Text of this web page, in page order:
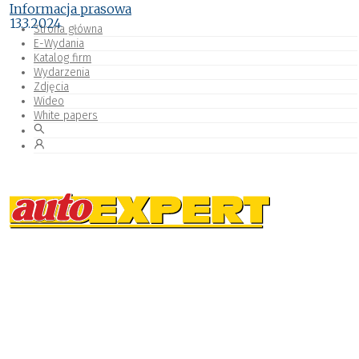
Strona główna
E-Wydania
Katalog firm
Wydarzenia
Zdjęcia
Wideo
White papers
Informacja prasowa
13.3.2024